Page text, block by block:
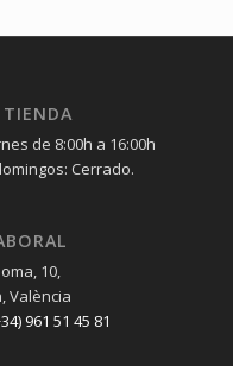
de 8:00h a 16:00h
Cerrado.
10,
València
961 51 45 81